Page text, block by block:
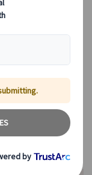
ポットが気になる方
か行きにくいストー
ッズが豊富です。お